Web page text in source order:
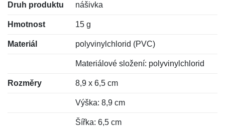
Druh produktu nášivka
Hmotnost 15 g
Materiál polyvinylchlorid (PVC)
Materiálové složení: polyvinylchlorid
Rozměry 8,9 x 6,5 cm
Výška: 8,9 cm
Šířka: 6,5 cm